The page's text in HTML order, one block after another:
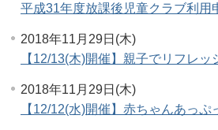
平成31年度放課後児童クラブ利用
2018年11月29日(木)
【12/13(木)開催】親子でリフレッ
2018年11月29日(木)
【12/12(水)開催】赤ちゃんあっ